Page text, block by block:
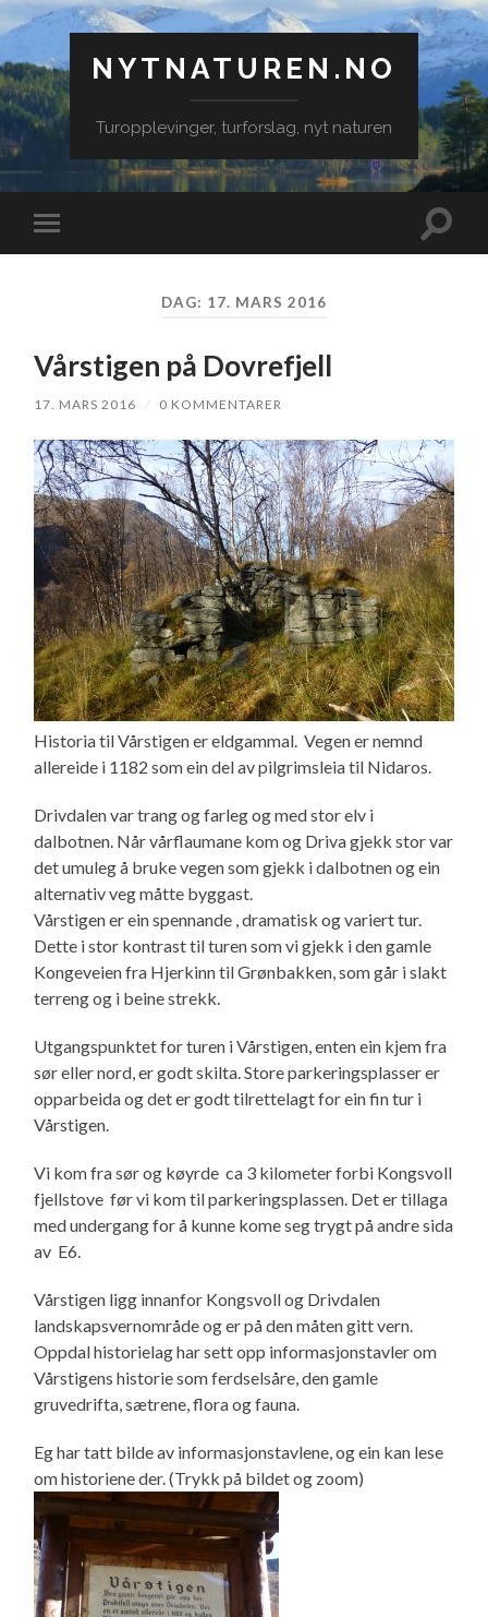
NYTNATUREN.NO
Turopplevinger, turforslag, nyt naturen
Veksle
mobilmeny
Veksle
DAG: 17. MARS 2016
Vårstigen på Dovrefjell
17. MARS 2016 / 0 KOMMENTARER
Historia til Vårstigen er eldgammal. Vegen er nemnd
allereide i 1182 som ein del av pilgrimsleia til Nidaros.
Drivdalen var trang og farleg og med stor elv i
dalbotnen. Når vårflaumane kom og Driva gjekk stor var
det umuleg å bruke vegen som gjekk i dalbotnen og ein
alternativ veg måtte byggast.
Vårstigen er ein spennande , dramatisk og variert tur.
Dette i stor kontrast til turen som vi gjekk i den gamle
Kongeveien fra Hjerkinn til Grønbakken, som går i slakt
terreng og i beine strekk.
Utgangspunktet for turen i Vårstigen, enten ein kjem fra
sør eller nord, er godt skilta. Store parkeringsplasser er
opparbeida og det er godt tilrettelagt for ein fin tur i
Vårstigen.
Vi kom fra sør og køyrde ca 3 kilometer forbi Kongsvoll
fjellstove før vi kom til parkeringsplassen. Det er tillaga
med undergang for å kunne kome seg trygt på andre sida
av E6.
Vårstigen ligg innanfor Kongsvoll og Drivdalen
landskapsvernområde og er på den måten gitt vern.
Oppdal historielag har sett opp informasjonstavler om
Vårstigens historie som ferdselsåre, den gamle
gruvedrifta, sætrene, flora og fauna.
Eg har tatt bilde av informasjonstavlene, og ein kan lese
om historiene der. (Trykk på bildet og zoom)